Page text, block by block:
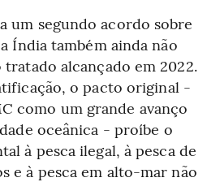
um segundo acordo sobre
Índia também ainda não
alcançado em 2022.
o pacto original -
como um grande avanço
oceânica - proíbe o
à pesca ilegal, à pesca de
e à pesca em alto-mar não